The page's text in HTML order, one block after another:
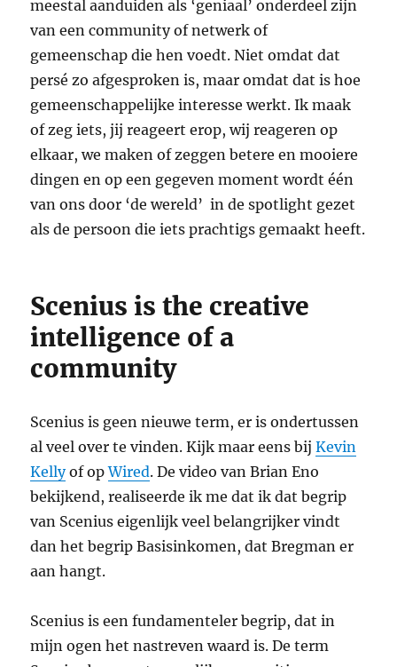
meestal aanduiden als ‘geniaal’ onderdeel zijn
van een community of netwerk of
gemeenschap die hen voedt. Niet omdat dat
persé zo afgesproken is, maar omdat dat is hoe
gemeenschappelijke interesse werkt. Ik maak
of zeg iets, jij reageert erop, wij reageren op
elkaar, we maken of zeggen betere en mooiere
dingen en op een gegeven moment wordt één
van ons door ‘de wereld’ in de spotlight gezet
als de persoon die iets prachtigs gemaakt heeft.
Scenius is the creative
intelligence of a
community
Scenius is geen nieuwe term, er is ondertussen
al veel over te vinden. Kijk maar eens bijKevin
Kellyof opWired. De video van Brian Eno
bekijkend, realiseerde ik me dat ik dat begrip
van Scenius eigenlijk veel belangrijker vindt
dan het begrip Basisinkomen, dat Bregman er
aan hangt.
Scenius is een fundamenteler begrip, dat in
mijn ogen het nastreven waard is. De term